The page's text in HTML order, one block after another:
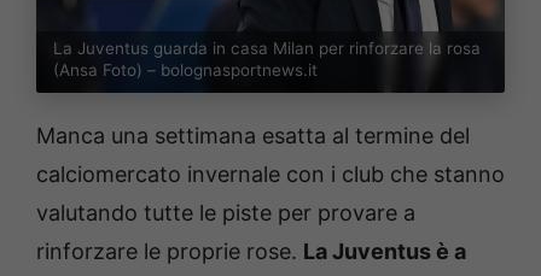
La Juventus guarda in casa Milan per rinforzare la rosa
(Ansa Foto) – bolognasportnews.it
Manca una settimana esatta al termine del
calciomercato invernale con i club che stanno
valutando tutte le piste per provare a
rinforzare le proprie rose. La Juventus è a